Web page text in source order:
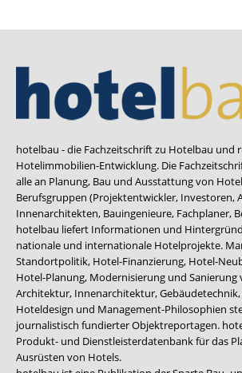
hotelbau - die Fachzeitschrift zu Hotelbau und
Hotelimmobilien-Entwicklung. Die
alle an Planung, Bau und Ausstattung von
Berufsgruppen (Projektentwickler, Investoren,
Innenarchitekten, Bauingenieure, Fachplaner,
hotelbau liefert Informationen und
nationale und internationale Hotelprojekte.
Standortpolitik, Hotel-Finanzierung, Hotel-
Hotel-Planung, Modernisierung und Sanierung
Architektur, Innenarchitektur,
Hoteldesign und Management-Philosophien
journalistisch fundierter Objektreportagen.
Produkt- und Dienstleisterdatenbank für das
Ausrüsten von Hotels.